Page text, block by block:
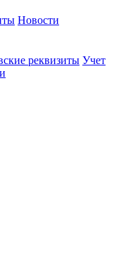
Новости
реквизиты Учет